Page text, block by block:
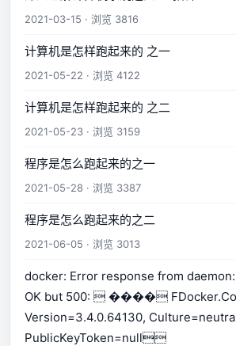
2021-03-15 · 浏览 3816
计算机是怎样跑起来的 之一
2021-05-22 · 浏览 4122
计算机是怎样跑起来的 之二
2021-05-23 · 浏览 3159
程序是怎么跑起来的之一
2021-05-28 · 浏览 3387
程序是怎么跑起来的之二
2021-06-05 · 浏览 3013
docker: Error response from
OK but 500:  ����
Version=3.4.0.64130,
PublicKeyToken=null